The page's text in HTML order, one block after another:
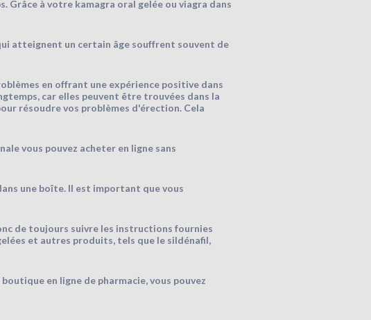
à votre kamagra oral gelée ou viagra dans
atteignent un certain âge souffrent souvent de
en offrant une expérience positive dans
car elles peuvent être trouvées dans la
résoudre vos problèmes d'érection. Cela
vous pouvez acheter en ligne sans
une boîte. Il est important que vous
de toujours suivre les instructions fournies
et autres produits, tels que le sildénafil,
en ligne de pharmacie, vous pouvez